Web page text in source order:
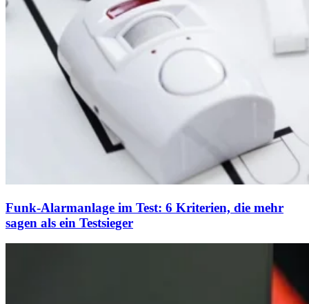
Funk-Alarmanlage im Test: 6 Kriterien, die mehr
sagen als ein Testsieger